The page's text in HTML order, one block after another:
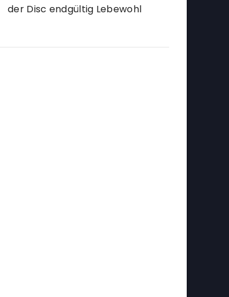
der Disc endgültig Lebewohl